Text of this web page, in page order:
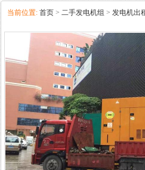
当前位置: 首页 > 二手发电机组 > 发电机出